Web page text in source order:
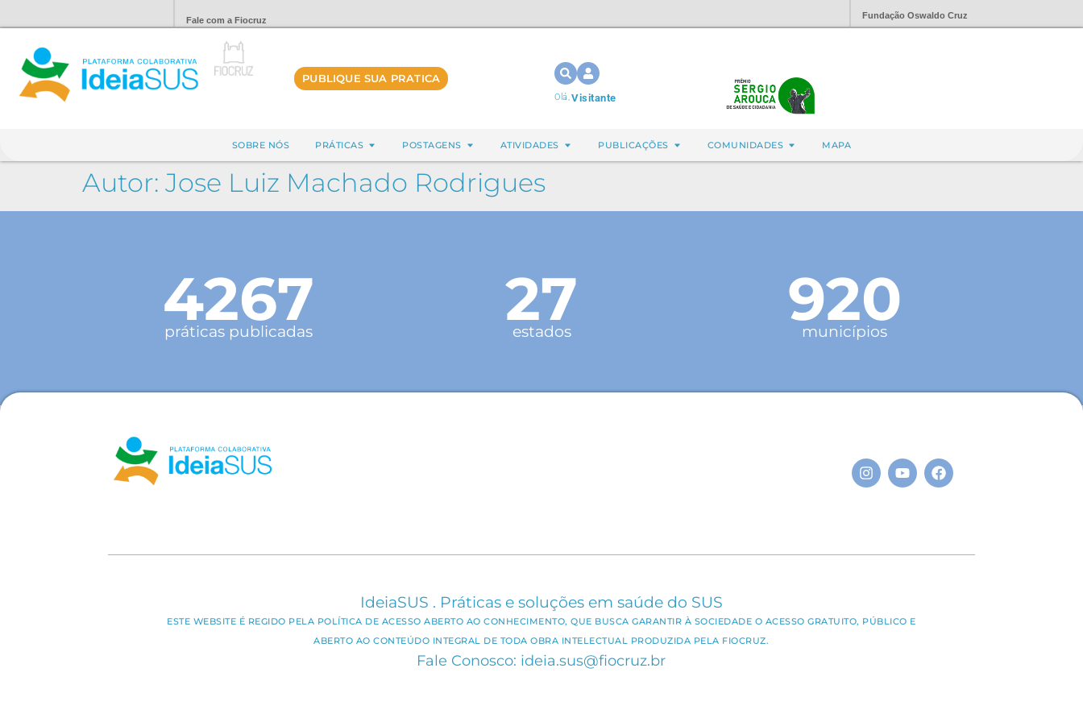
Fale com a Fiocruz Fundação Oswaldo Cruz
PUBLIQUE SUA PRATICA
Olá,Visitante
SOBRE NÓS PRÁTICAS POSTAGENS ATIVIDADES PUBLICAÇÕES COMUNIDADES MAPA
Autor: Jose Luiz Machado Rodrigues
4267
práticas publicadas 27
estados 920
municípios
IdeiaSUS . Práticas e soluções em saúde do SUS
ESTE WEBSITE É REGIDO PELA POLÍTICA DE ACESSO ABERTO AO CONHECIMENTO, QUE BUSCA GARANTIR À SOCIEDADE O ACESSO GRATUITO, PÚBLICO E
ABERTO AO CONTEÚDO INTEGRAL DE TODA OBRA INTELECTUAL PRODUZIDA PELA FIOCRUZ.
Fale Conosco: ideia.sus@fiocruz.br